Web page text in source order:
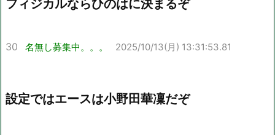
フィジカルならひのはに決まるぞ
30 名無し募集中。。。 2025/10/13(月) 13:31:53.81
設定ではエースは小野田華凜だぞ